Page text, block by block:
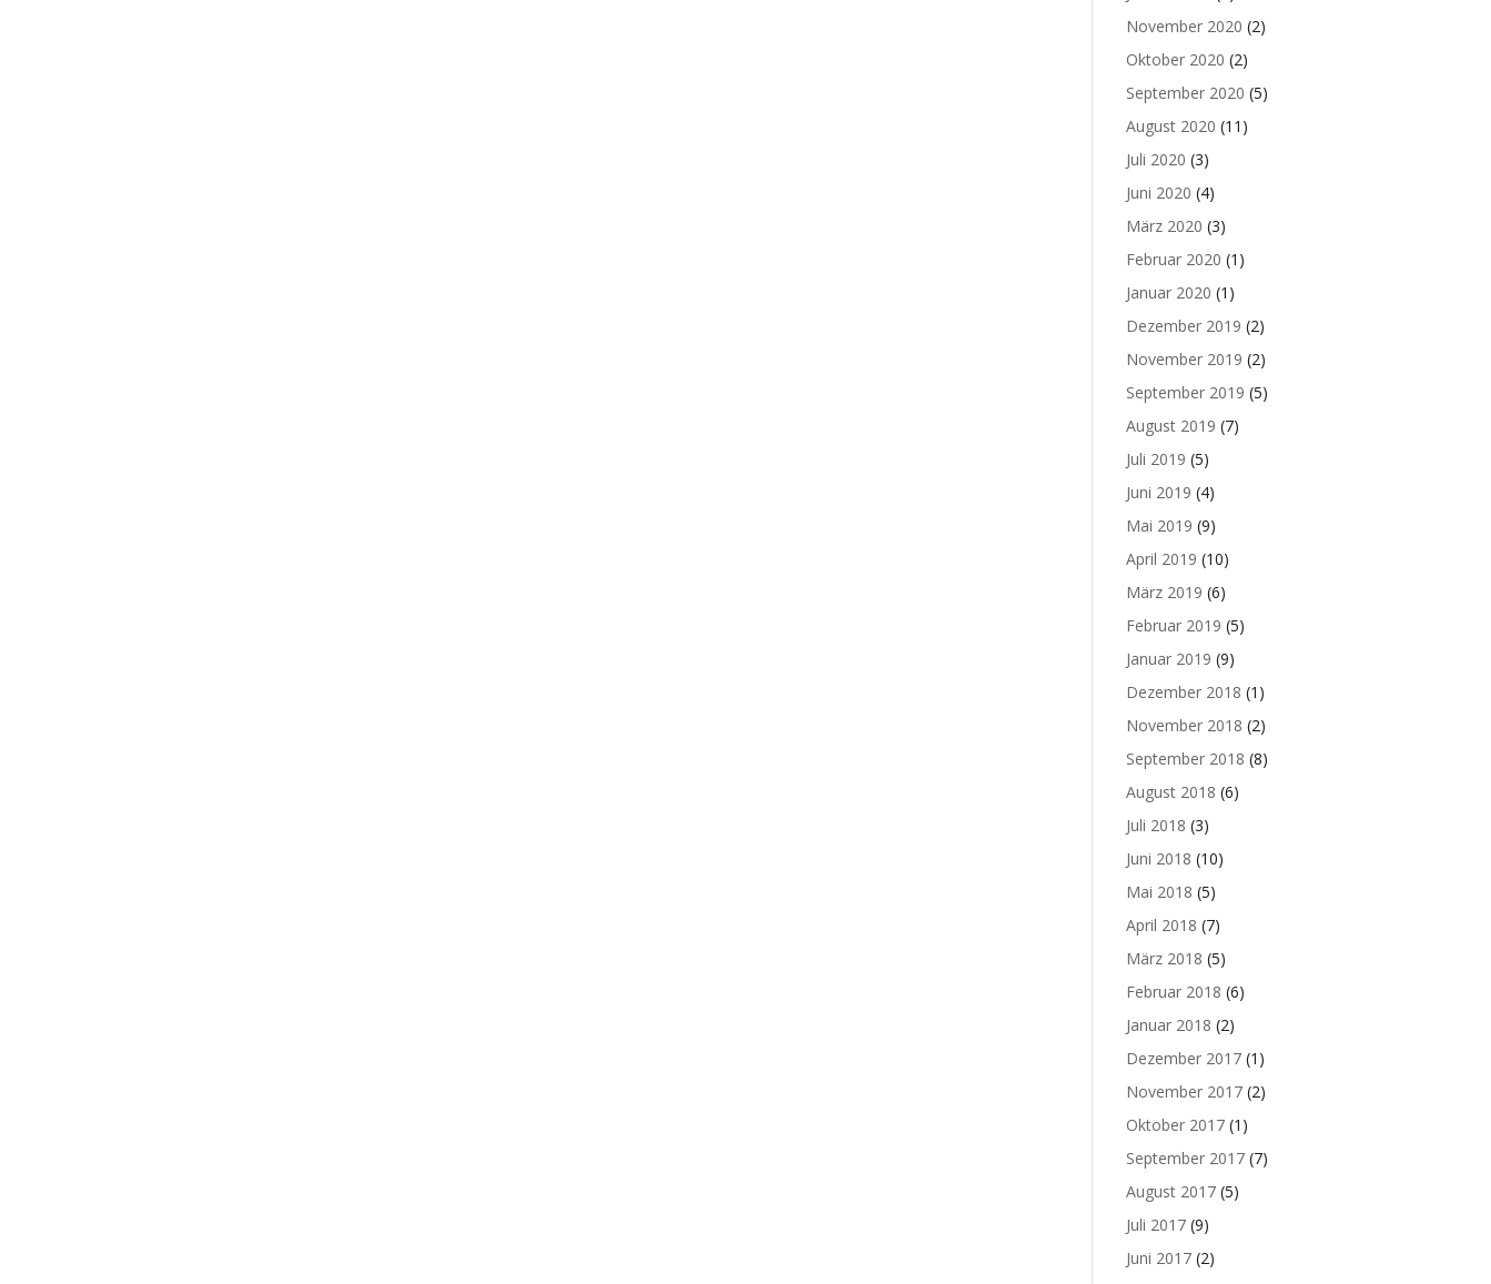
November 2020 (2)
Oktober 2020 (2)
September 2020 (5)
August 2020 (11)
Juli 2020 (3)
Juni 2020 (4)
März 2020 (3)
Februar 2020 (1)
Januar 2020 (1)
Dezember 2019 (2)
November 2019 (2)
September 2019 (5)
August 2019 (7)
Juli 2019 (5)
Juni 2019 (4)
Mai 2019 (9)
April 2019 (10)
März 2019 (6)
Februar 2019 (5)
Januar 2019 (9)
Dezember 2018 (1)
November 2018 (2)
September 2018 (8)
August 2018 (6)
Juli 2018 (3)
Juni 2018 (10)
Mai 2018 (5)
April 2018 (7)
März 2018 (5)
Februar 2018 (6)
Januar 2018 (2)
Dezember 2017 (1)
November 2017 (2)
Oktober 2017 (1)
September 2017 (7)
August 2017 (5)
Juli 2017 (9)
Juni 2017 (2)